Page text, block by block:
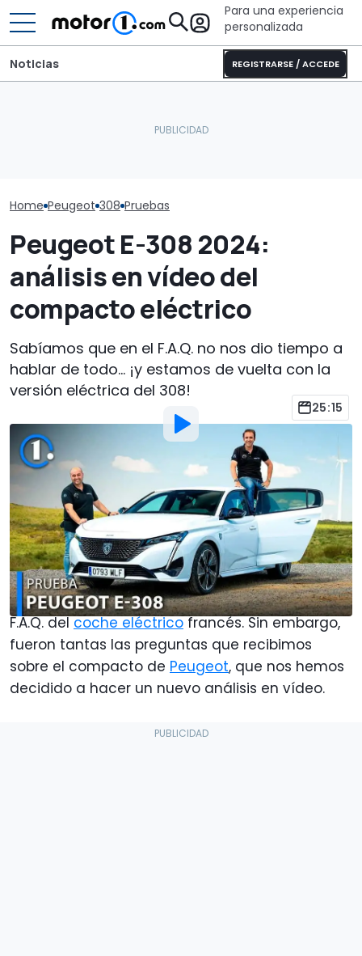
Para una experiencia
personalizada
REGISTRARSE / ACCEDE
Noticias
Home Peugeot 308 Pruebas
Peugeot E-308 2024:
análisis en vídeo del
compacto eléctrico
Sabíamos que en el F.A.Q. no nos dio tiempo a
hablar de todo... ¡y estamos de vuelta con la
versión eléctrica del 308!
25:15
Por: Javier Llorente
27 Jun 2024 a las19:00
Añadir Motor1.com como
fuente preferida en Google
Del nuevoPeugeot E-308 2024ya hemos
hablado largo y tendido a través de nuestro
F.A.Q. delcoche eléctricofrancés. Sin embargo,
fueron tantas las preguntas que recibimos
sobre el compacto de Peugeot, que nos hemos
decidido a hacer un nuevo análisis en vídeo.